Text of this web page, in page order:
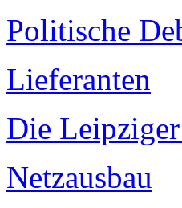
Politische
Lieferanten
Die
Netzausbau